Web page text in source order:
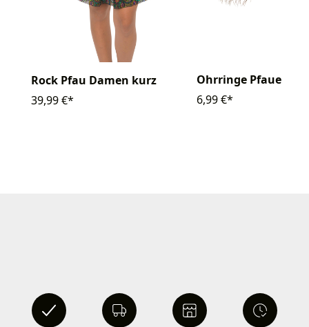
Rock Pfau Damen kurz
39,99 €*
Ohrringe
6,99 €*